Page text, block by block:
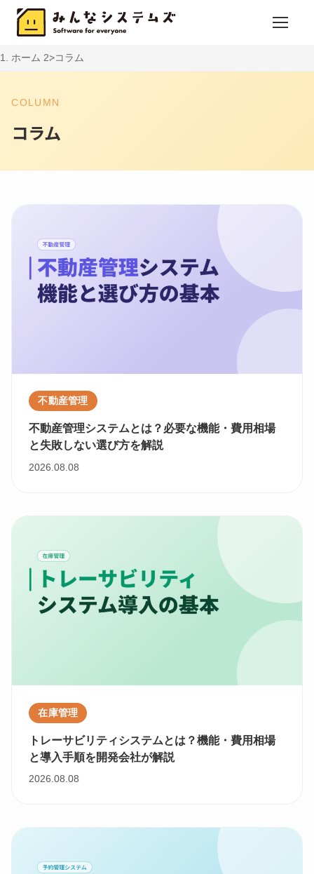
ホーム コラム
COLUMN
コラム
不動産管理
不動産管理システムとは？必要な機能・費用相場
と失敗しない選び方を解説
2026.08.08
在庫管理
トレーサビリティシステムとは？機能・費用相場
と導入手順を開発会社が解説
2026.08.08